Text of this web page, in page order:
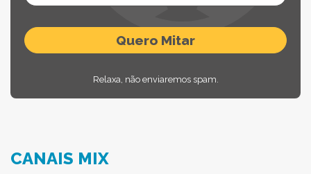
Relaxa, não enviaremos spam.
CANAIS MIX